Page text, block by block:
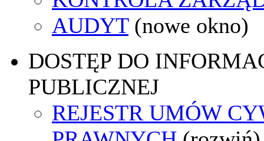
AUDYT (nowe okno)
DOSTĘP DO
PUBLICZNEJ
REJESTR UMÓW